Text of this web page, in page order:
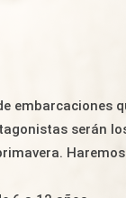
embarcaciones
serán